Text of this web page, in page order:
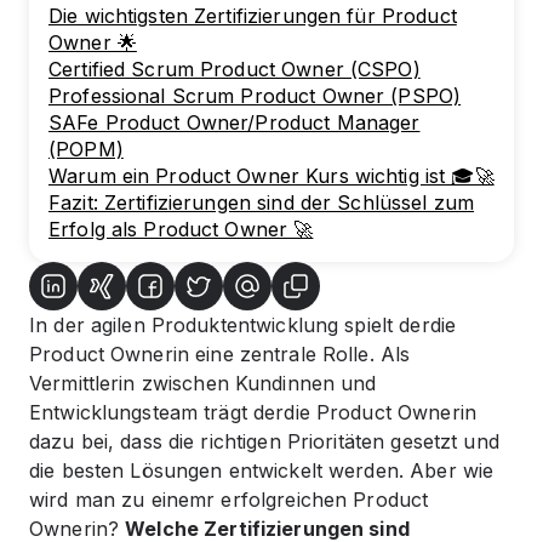
Die wichtigsten Zertifizierungen für Product
Owner 🌟
Certified Scrum Product Owner (CSPO)
Professional Scrum Product Owner (PSPO)
SAFe Product Owner/Product Manager
(POPM)
Warum ein Product Owner Kurs wichtig ist 🎓🚀
Fazit: Zertifizierungen sind der Schlüssel zum
Erfolg als Product Owner 🚀
In der agilen Produktentwicklung spielt derdie
Product Ownerin eine zentrale Rolle. Als
Vermittlerin zwischen Kundinnen und
Entwicklungsteam trägt derdie Product Ownerin
dazu bei, dass die richtigen Prioritäten gesetzt und
die besten Lösungen entwickelt werden. Aber wie
wird man zu einemr erfolgreichen Product
Ownerin?Welche Zertifizierungen sind